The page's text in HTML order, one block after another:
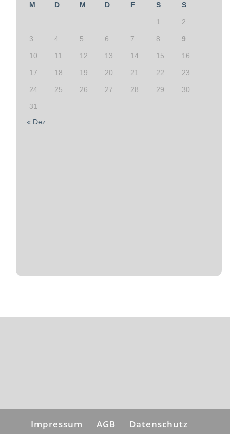
M D M D F S S
1 2
3 4 5 6 7 8 9
10 11 12 13 14 15 16
17 18 19 20 21 22 23
24 25 26 27 28 29 30
31
« Dez.
Impressum AGB
Datenschutz